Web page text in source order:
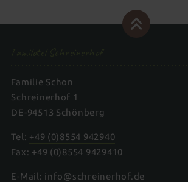
Familie Schon
Schreinerhof 1
DE-94513 Schönberg
Tel: +49 (0)8554 942940
Fax: +49 (0)8554 9429410
E-Mail: info@schreinerhof.de